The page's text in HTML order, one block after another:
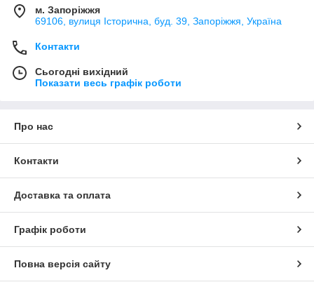
м. Запоріжжя
69106, вулиця Історична, буд. 39, Запоріжжя, Україна
Контакти
Сьогодні вихідний
Показати весь графік роботи
Про нас
Контакти
Доставка та оплата
Графік роботи
Повна версія сайту